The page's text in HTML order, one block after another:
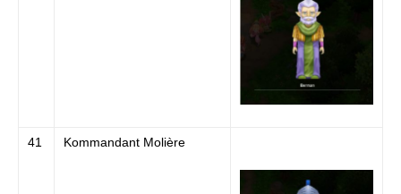
41 Kommandant Molière